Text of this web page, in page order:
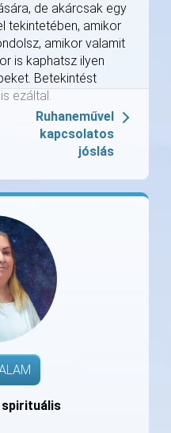
de akárcsak egy
tekintetében, amikor
amikor valamit
is kaphatsz ilyen
Betekintést
ezáltal.
Ruhaneművel
kapcsolatos
jóslás
spirituális